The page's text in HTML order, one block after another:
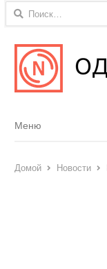
Найти:
Menu
Меню
Домой Новости